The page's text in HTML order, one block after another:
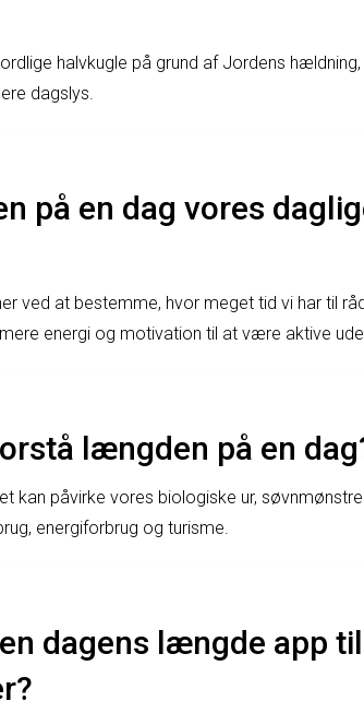
halvkugle på grund af Jordens hældning,
dagslys.
på en dag vores
ved at bestemme, hvor meget tid vi har til
energi og motivation til at være aktive
længden på en
kan påvirke vores biologiske ur,
energiforbrug og turisme.
dagens længde app